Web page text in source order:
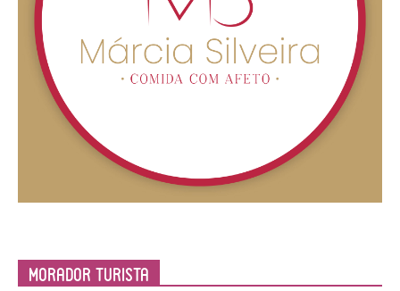
Morador Turista